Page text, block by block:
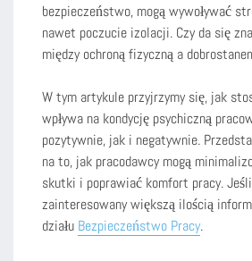
bezpieczeństwo, mogą wywoływać
nawet poczucie izolacji. Czy da się
między ochroną fizyczną a
W tym artykule przyjrzymy się, jak
wpływa na kondycję psychiczną
pozytywnie, jak i negatywnie.
na to, jak pracodawcy mogą
skutki i poprawiać komfort pracy.
zainteresowany większą ilością
działu Bezpieczeństwo Pracy.